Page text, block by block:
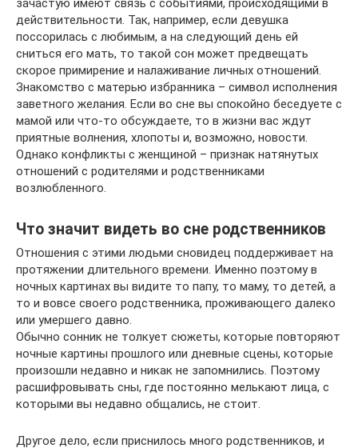
зачастую имеют связь с событиями, происходящими в
действительности. Так, например, если девушка
поссорилась с любимым, а на следующий день ей
сниться его мать, то такой сон может предвещать
скорое примирение и налаживание личных отношений.
Знакомство с матерью избранника – символ исполнения
заветного желания. Если во сне вы спокойно беседуете с
мамой или что-то обсуждаете, то в жизни вас ждут
приятные волнения, хлопоты и, возможно, новости.
Однако конфликты с женщиной – признак натянутых
отношений с родителями и родственниками
возлюбленного.
Что значит видеть во сне родственников
Отношения с этими людьми сновидец поддерживает на
протяжении длительного времени. Именно поэтому в
ночных картинах вы видите то папу, то маму, то детей, а
то и вовсе своего родственника, проживающего далеко
или умершего давно.
Обычно сонник не толкует сюжеты, которые повторяют
ночные картины прошлого или дневные сцены, которые
произошли недавно и никак не запомнились. Поэтому
расшифровывать сны, где постоянно мелькают лица, с
которыми вы недавно общались, не стоит.
Другое дело, если приснилось много родственников, и